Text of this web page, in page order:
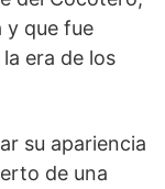
y que fue
era de los
su apariencia
de una